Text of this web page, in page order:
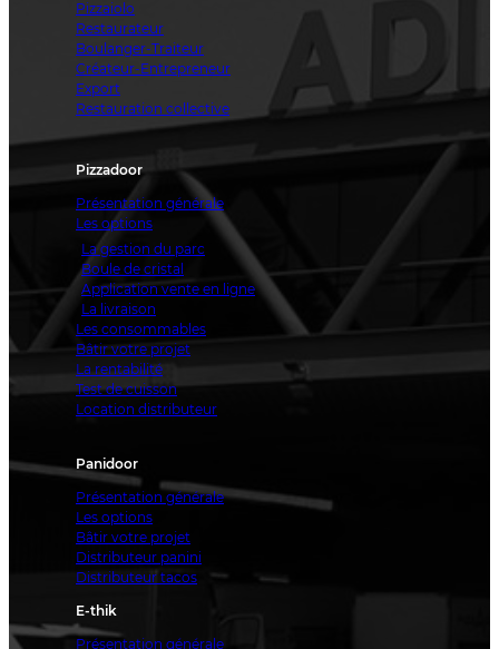
Pizzaiolo
Restaurateur
Boulanger-Traiteur
Créateur-Entrepreneur
Export
Restauration collective
Pizzadoor
Présentation générale
Les options
La gestion du parc
Boule de cristal
Application vente en ligne
La livraison
Les consommables
Bâtir votre projet
La rentabilité
Test de cuisson
Location distributeur
Panidoor
Présentation générale
Les options
Bâtir votre projet
Distributeur panini
Distributeur tacos
E-thik
Présentation générale